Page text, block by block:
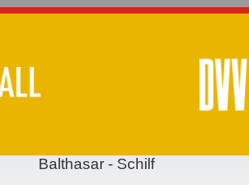
Balthasar - Schilf